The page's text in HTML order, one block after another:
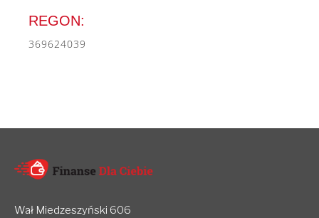
REGON:
369624039
Wał Miedzeszyński 606